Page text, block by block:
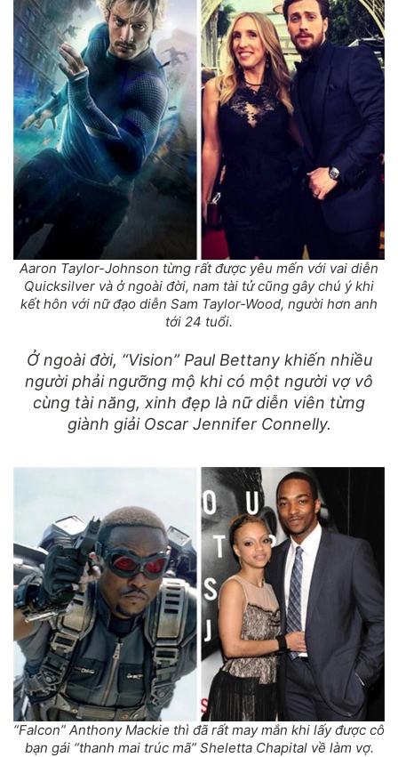
Aaron Taylor-Johnson từng rất được yêu mến với vai diễn
Quicksilver và ở ngoài đời, nam tài tử cũng gây chú ý khi
kết hôn với nữ đạo diễn Sam Taylor-Wood, người hơn anh
tới 24 tuổi.
Ở ngoài đời, “Vision” Paul Bettany khiến nhiều
người phải ngưỡng mộ khi có một người vợ vô
cùng tài năng, xinh đẹp là nữ diễn viên từng
giành giải Oscar Jennifer Connelly.
“Falcon” Anthony Mackie thì đã rất may mắn khi lấy được cô
bạn gái “thanh mai trúc mã” Sheletta Chapital về làm vợ.